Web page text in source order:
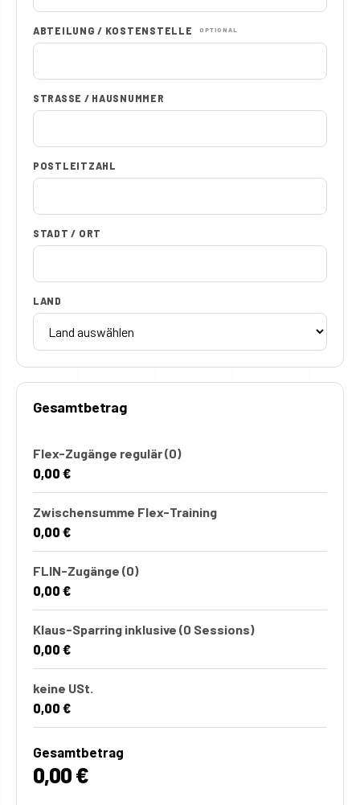
ABTEILUNG / KOSTENSTELLE OPTIONAL
STRASSE / HAUSNUMMER
POSTLEITZAHL
STADT / ORT
LAND
Gesamtbetrag
Flex-Zugänge regulär(0)
0,00 €
Zwischensumme Flex-Training
0,00 €
FLIN-Zugänge (0)
0,00 €
Klaus-Sparring inklusive (0 Sessions)
0,00 €
keine USt.
0,00 €
Gesamtbetrag
0,00 €